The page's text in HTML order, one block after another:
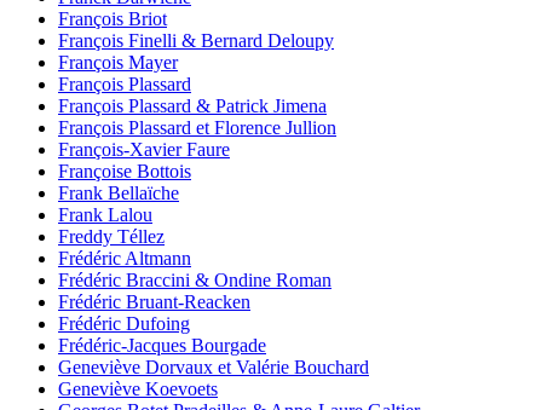
François Briot
François Finelli & Bernard Deloupy
François Mayer
François Plassard
François Plassard & Patrick Jimena
François Plassard et Florence Jullion
François-Xavier Faure
Françoise Bottois
Frank Bellaïche
Frank Lalou
Freddy Téllez
Frédéric Altmann
Frédéric Braccini & Ondine Roman
Frédéric Bruant-Reacken
Frédéric Dufoing
Frédéric-Jacques Bourgade
Geneviève Dorvaux et Valérie Bouchard
Geneviève Koevoets